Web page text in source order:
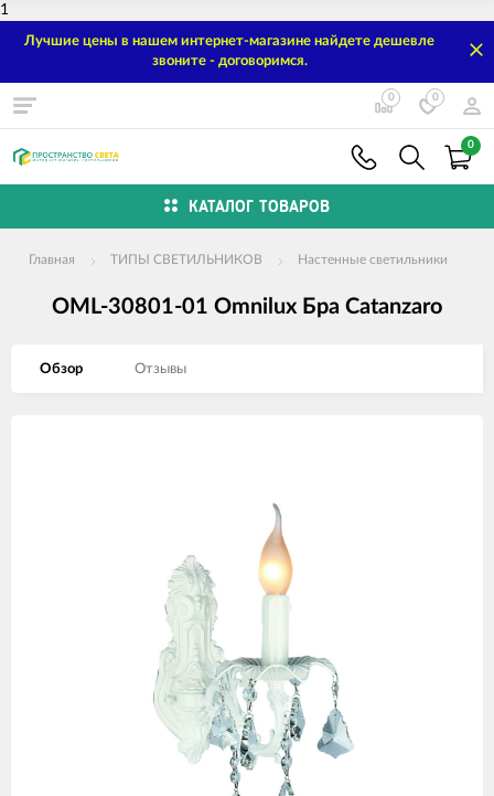
1
Лучшие цены в нашем интернет-магазине найдете дешевле
звоните - договоримся.
0 0
0
КАТАЛОГ ТОВАРОВ
Главная ТИПЫ СВЕТИЛЬНИКОВ Настенные светильники
OML-30801-01 Omnilux Бра Catanzaro
Обзор Отзывы